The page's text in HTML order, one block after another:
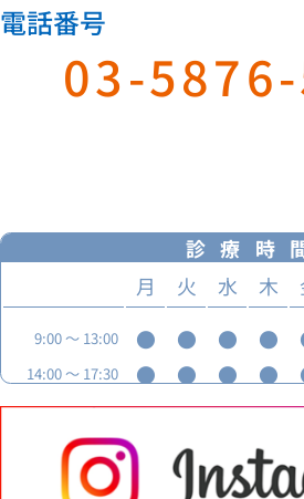
電話番号
03-
診療時
月
火 水 木
9:00～ 13:00 ● ● ● ●
14:00～ 17:30 ● ● ● ●